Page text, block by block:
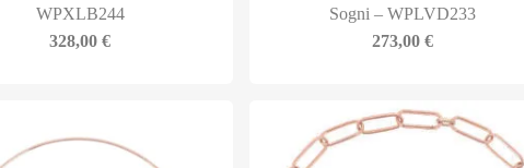
WPXLB244
328,00€
Sogni – WPLVD233
273,00€